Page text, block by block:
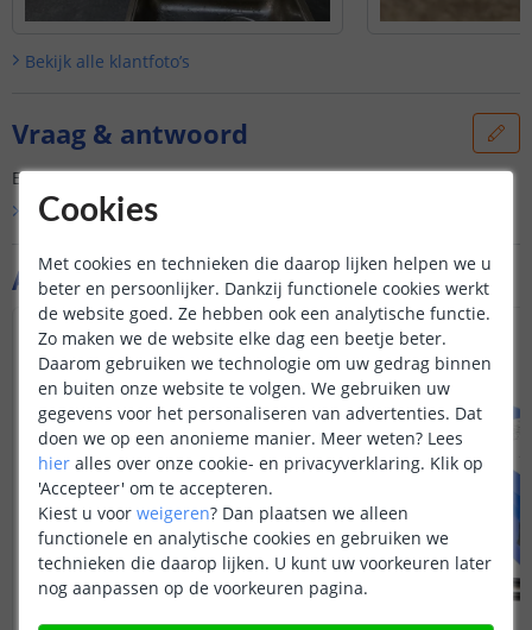
Aanvullende producten
Bekijk alle klantfoto’s
Vraag & antwoord
Er is nog geen vraag gesteld over dit product.
Bekijk alle Vraag & antwoord
Cookies
Met cookies en technieken die daarop lijken helpen we u
beter en persoonlijker. Dankzij functionele cookies werkt
de website goed. Ze hebben ook een analytische functie.
Zo maken we de website elke dag een beetje beter.
Daarom gebruiken we technologie om uw gedrag binnen
en buiten onze website te volgen. We gebruiken uw
gegevens voor het personaliseren van advertenties. Dat
doen we op een anonieme manier. Meer weten? Lees
hier alles over onze cookie- en privacyverklaring. Klik op
'Accepteer' om te accepteren.
Kiest u voor weigeren? Dan plaatsen we alleen
functionele en analytische cookies en gebruiken we
technieken die daarop lijken. U kunt uw voorkeuren later
nog aanpassen op de voorkeuren pagina.